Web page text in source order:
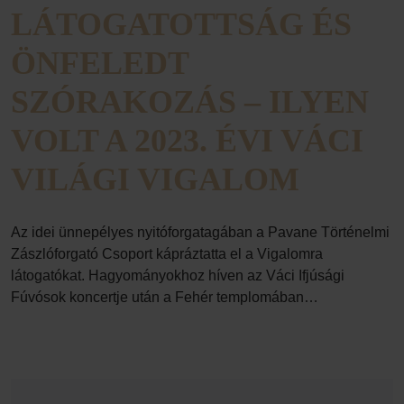
LÁTOGATOTTSÁG ÉS
ÖNFELEDT
SZÓRAKOZÁS – ILYEN
VOLT A 2023. ÉVI VÁCI
VILÁGI VIGALOM
Az idei ünnepélyes nyitóforgatagában a Pavane Történelmi
Zászlóforgató Csoport kápráztatta el a Vigalomra
látogatókat. Hagyományokhoz híven az Váci Ifjúsági
Fúvósok koncertje után a Fehér templomában…